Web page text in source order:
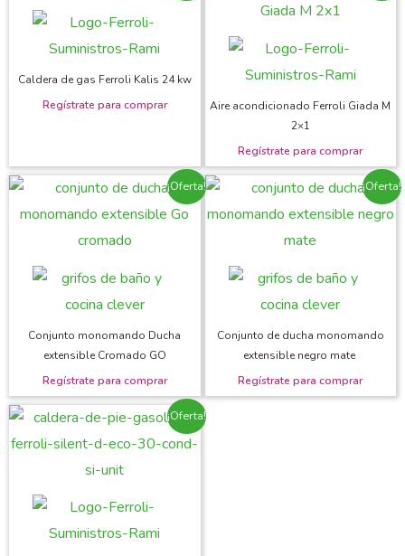
Caldera de gas Ferroli Kalis 24 kw
Aire acondicionado Ferroli Giada M
2×1
¡Oferta!
Conjunto monomando Ducha
extensible Cromado GO
¡Oferta!
Conjunto de ducha monomando
extensible negro mate
¡Oferta!